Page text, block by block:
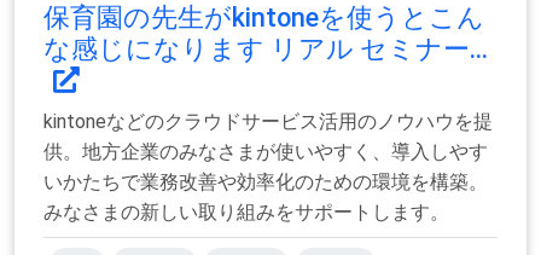
保育園の先生がkintoneを使うとこん
な感じになります リアル セミナー...
kintoneなどのクラウドサービス活用のノウハウを提
供。地方企業のみなさまが使いやすく、導入しやす
いかたちで業務改善や効率化のための環境を構築。
みなさまの新しい取り組みをサポートします。